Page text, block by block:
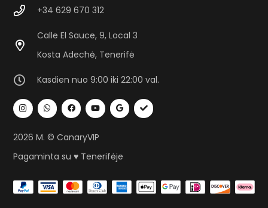
+34 629 670 312
Calle El Sauce, 9, Local 3
Kosta Adechė, Tenerifė
Kasdien nuo 9:00 iki 22:00 val.
2026 M. © CanaryVIP
Pagaminta su ♥ Tenerifėje